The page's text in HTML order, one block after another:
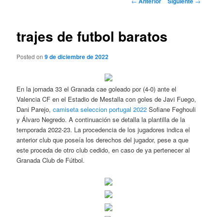
trajes de futbol baratos
Posted on9 de diciembre de 2022
En la jornada 33 el Granada cae goleado por (4-0) ante el
Valencia CF en el Estadio de Mestalla con goles de Javi Fuego,
Dani Parejo,camiseta seleccion portugal 2022 Sofiane Feghouli
y Álvaro Negredo. A continuación se detalla la plantilla de la
temporada 2022-23. La procedencia de los jugadores indica el
anterior club que poseía los derechos del jugador, pese a que
este proceda de otro club cedido, en caso de ya pertenecer al
Granada Club de Fútbol.